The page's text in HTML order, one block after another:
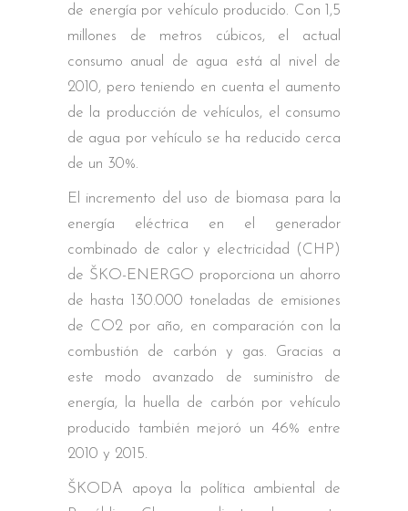
de energía por vehículo producido. Con 1,5
millones de metros cúbicos, el actual
consumo anual de agua está al nivel de
2010, pero teniendo en cuenta el aumento
de la producción de vehículos, el consumo
de agua por vehículo se ha reducido cerca
de un 30%.
El incremento del uso de biomasa para la
energía eléctrica en el generador
combinado de calor y electricidad (CHP)
de ŠKO-ENERGO proporciona un ahorro
de hasta 130.000 toneladas de emisiones
de CO2 por año, en comparación con la
combustión de carbón y gas. Gracias a
este modo avanzado de suministro de
energía, la huella de carbón por vehículo
producido también mejoró un 46% entre
2010 y 2015.
ŠKODA apoya la política ambiental de